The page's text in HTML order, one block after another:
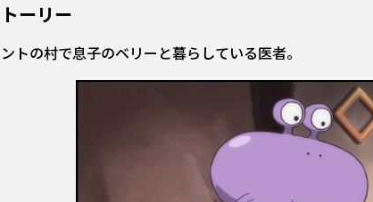
ーリー
トの村で息子のベリーと暮らしている医者。